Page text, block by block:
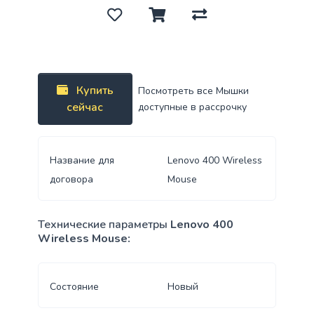
Купить
сейчас
Посмотреть все Мышки
доступные в рассрочку
Название для
договора
Lenovo 400 Wireless
Mouse
Технические параметры Lenovo 400
Wireless Mouse:
Состояние Новый